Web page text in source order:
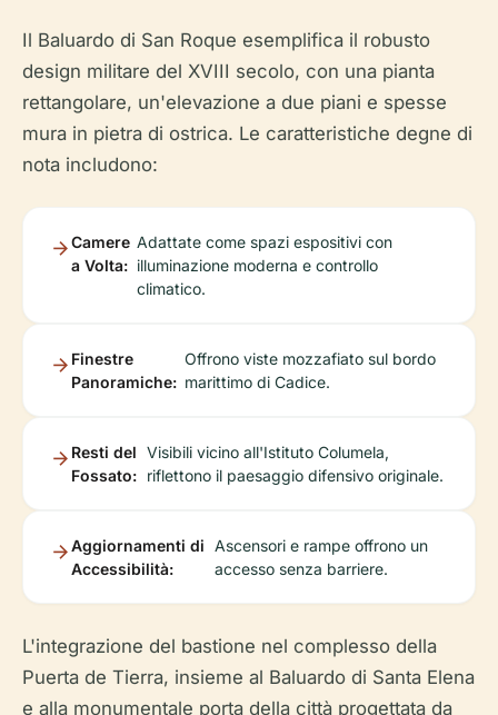
Il Baluardo di San Roque esemplifica il robusto
design militare del XVIII secolo, con una pianta
rettangolare, un'elevazione a due piani e spesse
mura in pietra di ostrica. Le caratteristiche degne di
nota includono:
Camere
a Volta:
Adattate come spazi espositivi con
illuminazione moderna e controllo
climatico.
Finestre
Panoramiche:
Offrono viste mozzafiato sul bordo
marittimo di Cadice.
Resti del
Fossato:
Visibili vicino all'Istituto Columela,
riflettono il paesaggio difensivo originale.
Aggiornamenti di
Accessibilità:
Ascensori e rampe offrono un
accesso senza barriere.
L'integrazione del bastione nel complesso della
Puerta de Tierra, insieme al Baluardo di Santa Elena
e alla monumentale porta della città progettata da